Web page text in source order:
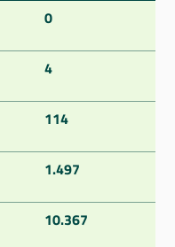
0
4
114
1.497
10.367